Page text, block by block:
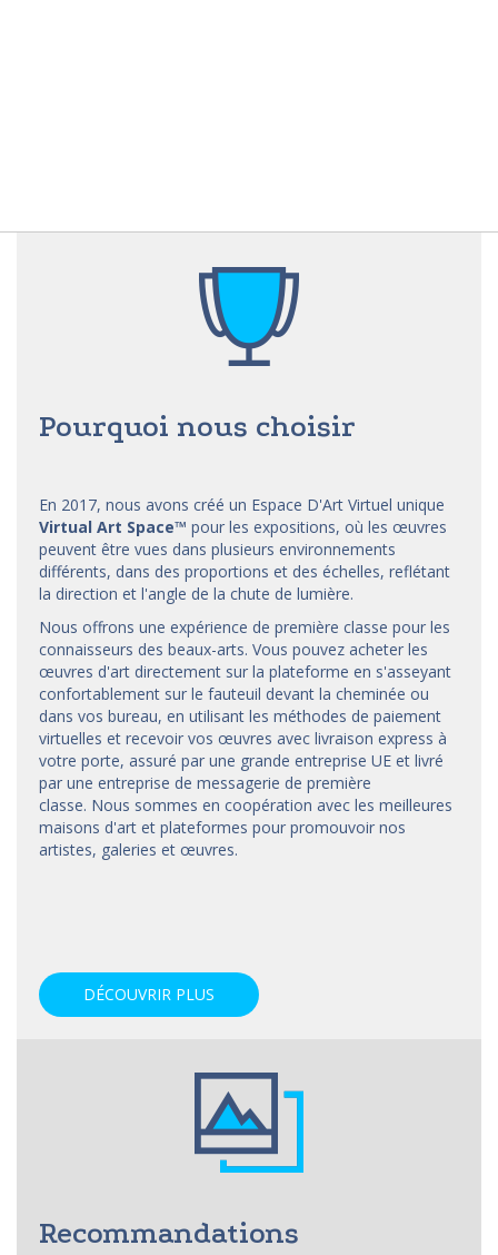
Pourquoi nous choisir
En 2017, nous avons créé un Espace D'Art Virtuel unique
Virtual Art Space™ pour les expositions, où les œuvres
peuvent être vues dans plusieurs environnements
différents, dans des proportions et des échelles, reflétant
la direction et l'angle de la chute de lumière.
Nous offrons une expérience de première classe pour les
connaisseurs des beaux-arts. Vous pouvez acheter les
œuvres d'art directement sur la plateforme en s'asseyant
confortablement sur le fauteuil devant la cheminée ou
dans vos bureau, en utilisant les méthodes de paiement
virtuelles et recevoir vos œuvres avec livraison express à
votre porte, assuré par une grande entreprise UE et livré
par une entreprise de messagerie de première
classe. Nous sommes en coopération avec les meilleures
maisons d'art et plateformes pour promouvoir nos
artistes, galeries et œuvres.
DÉCOUVRIR PLUS
Recommandations